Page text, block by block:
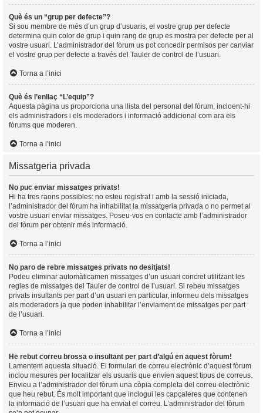
Què és un “grup per defecte”?
Si sou membre de més d’un grup d’usuaris, el vostre grup per defecte
determina quin color de grup i quin rang de grup es mostra per defecte per al
vostre usuari. L’administrador del fòrum us pot concedir permisos per canviar
el vostre grup per defecte a través del Tauler de control de l’usuari.
Torna a l’inici
Què és l’enllaç “L’equip”?
Aquesta pàgina us proporciona una llista del personal del fòrum, incloent-hi
els administradors i els moderadors i informació addicional com ara els
fòrums que moderen.
Torna a l’inici
Missatgeria privada
No puc enviar missatges privats!
Hi ha tres raons possibles: no esteu registrat i amb la sessió iniciada,
l’administrador del fòrum ha inhabilitat la missatgeria privada o no permet al
vostre usuari enviar missatges. Poseu-vos en contacte amb l’administrador
del fòrum per obtenir més informació.
Torna a l’inici
No paro de rebre missatges privats no desitjats!
Podeu eliminar automàticamen missatges d’un usuari concret utilitzant les
regles de missatges del Tauler de control de l’usuari. Si rebeu missatges
privats insultants per part d’un usuari en particular, informeu dels missatges
als moderadors ja que poden inhabilitar l’enviament de missatges per part
de l’usuari.
Torna a l’inici
He rebut correu brossa o insultant per part d’algú en aquest fòrum!
Lamentem aquesta situació. El formulari de correu electrònic d’aquest fòrum
inclou mesures per localitzar els usuaris que envien aquest tipus de correus.
Envieu a l’administrador del fòrum una còpia completa del correu electrònic
que heu rebut. És molt important que inclogui les capçaleres que contenen
la informació de l’usuari que ha enviat el correu. L’administrador del fòrum